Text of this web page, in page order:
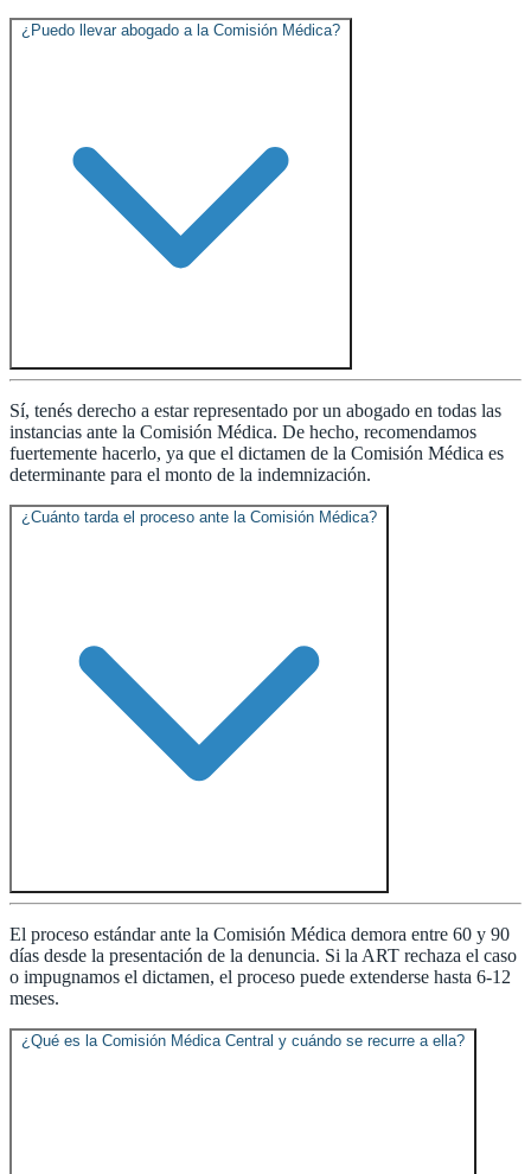
Sí, tenés derecho a estar representado por un abogado en todas las
instancias ante la Comisión Médica. De hecho, recomendamos
fuertemente hacerlo, ya que el dictamen de la Comisión Médica es
determinante para el monto de la indemnización.
El proceso estándar ante la Comisión Médica demora entre 60 y 90
días desde la presentación de la denuncia. Si la ART rechaza el caso
o impugnamos el dictamen, el proceso puede extenderse hasta 6-12
meses.